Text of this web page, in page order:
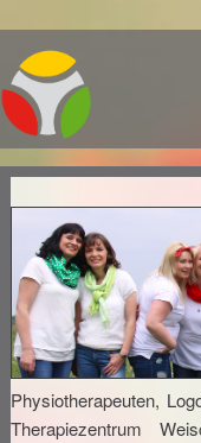
Informationen
Team
Informationen
Team
Dyskalkulie
Physiotherapeuten,
Therapie­zentrum